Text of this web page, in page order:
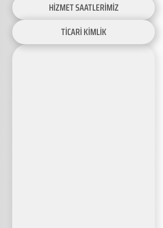
HİZMET SAATLERİMİZ
TİCARİ KİMLİK